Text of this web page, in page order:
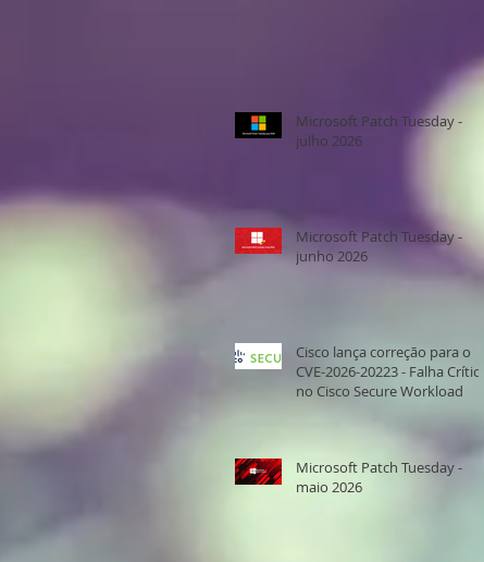
Microsoft Patch Tuesday -
julho 2026
Microsoft Patch Tuesday -
junho 2026
Cisco lança correção para o
CVE-2026-20223 - Falha Crítica
no Cisco Secure Workload
Microsoft Patch Tuesday -
maio 2026